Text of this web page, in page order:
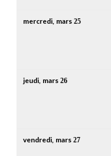
mercredi, mars 25
jeudi, mars 26
vendredi, mars 27